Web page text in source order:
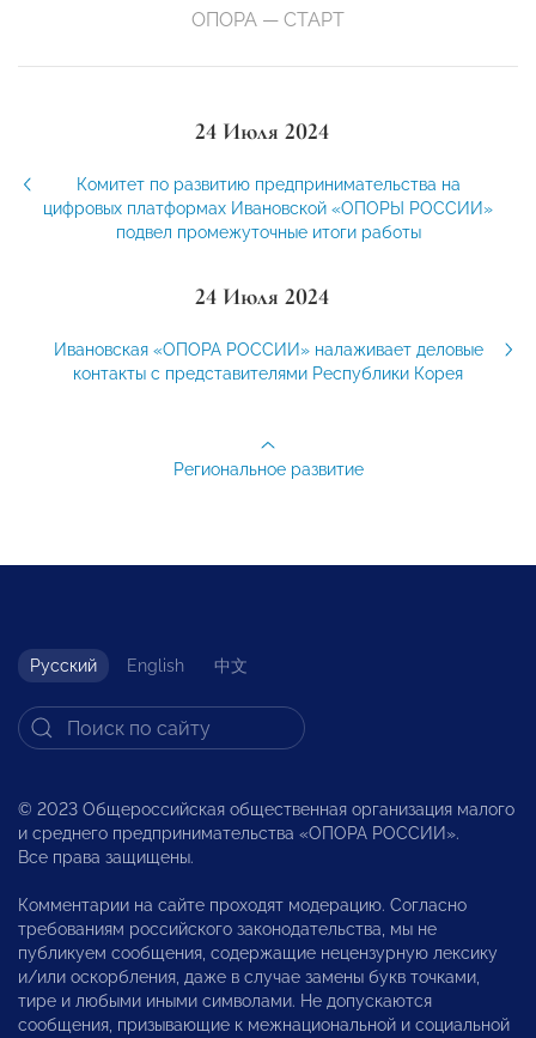
ОПОРА — СТАРТ
24 Июля 2024
Комитет по развитию предпринимательства на
цифровых платформах Ивановской «ОПОРЫ РОССИИ»
подвел промежуточные итоги работы
24 Июля 2024
Ивановская «ОПОРА РОССИИ» налаживает деловые
контакты с представителями Республики Корея
Региональное развитие
Русский English 中文
© 2023 Общероссийская общественная организация малого
и среднего предпринимательства «ОПОРА РОССИИ».
Все права защищены.
Комментарии на сайте проходят модерацию. Согласно
требованиям российского законодательства, мы не
публикуем сообщения, содержащие нецензурную лексику
и/или оскорбления, даже в случае замены букв точками,
тире и любыми иными символами. Не допускаются
сообщения, призывающие к межнациональной и социальной